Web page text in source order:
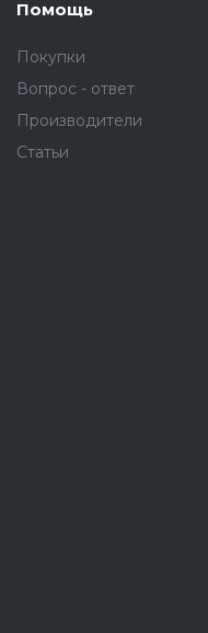
Помощь
Покупки
Вопрос - ответ
Производители
Статьи